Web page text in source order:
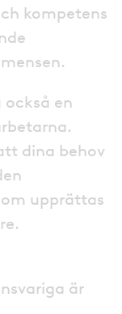
kompetens
en
dina behov
upprättas
är